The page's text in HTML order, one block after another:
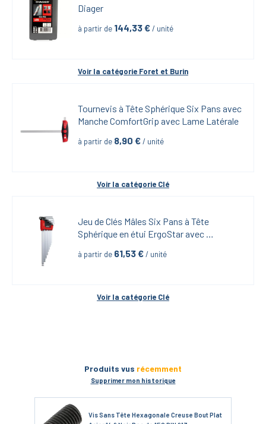
Diager
à partir de 144,33 € / unité
Voir la catégorie Foret et Burin
Tournevis à Tête Sphérique Six Pans avec
Manche ComfortGrip avec Lame Latérale
à partir de 8,90 € / unité
Voir la catégorie Clé
Jeu de Clés Mâles Six Pans à Tête
Sphérique en étui ErgoStar avec
à partir de 61,53 € / unité
Voir la catégorie Clé
Produits vus récemment
Supprimer mon historique
Vis Sans Tête Hexagonale Creuse Bout Plat